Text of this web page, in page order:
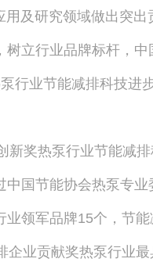
研究领域做出突出
立行业品牌标杆，
行业节能减排科技进
奖热泵行业节能减排
国节能协会热泵专
业领军品牌15个，节
业贡献奖热泵行业